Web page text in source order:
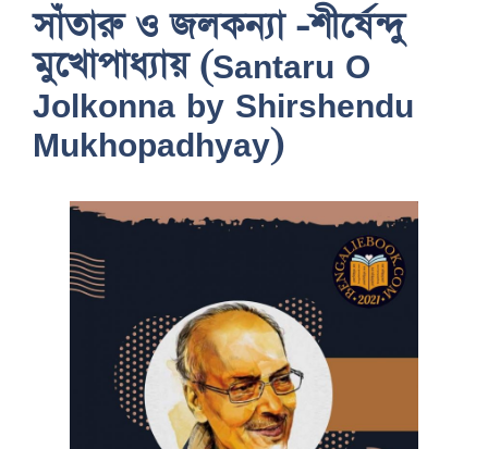
সাঁতারু ও জলকন্যা -শীর্ষেন্দু
মুখোপাধ্যায় (Santaru O
Jolkonna by Shirshendu
Mukhopadhyay)